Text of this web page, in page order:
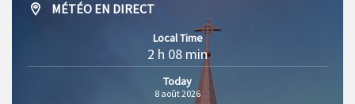
MÉTÉO EN DIRECT
Local Time
2 h 08 min
Today
8 août 2026